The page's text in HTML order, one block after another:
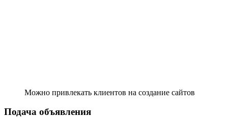
Можно привлекать клиентов на создание сайтов
Подача объявления